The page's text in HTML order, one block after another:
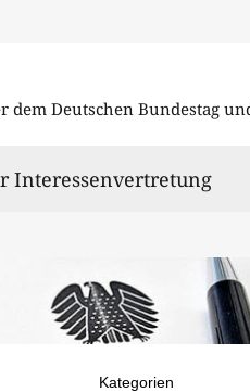
dem Deutschen Bundestag
Interessenvertretung
Kategorien